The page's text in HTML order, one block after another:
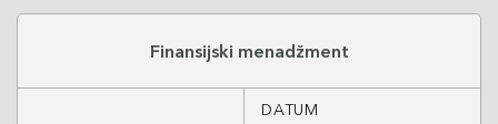
Finansijski menadžment
DATUM